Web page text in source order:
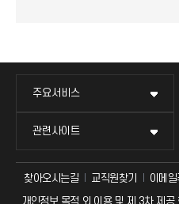
주요서비스
관련사이트
찾아오시는길 교직원찾기 이메
개인정보 목적 외 이용 및 제 3차 제공